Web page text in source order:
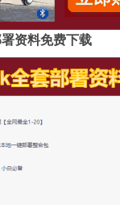
资料免费下载